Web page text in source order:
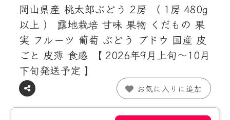
岡山県産 桃太郎ぶどう 2房 （ 1房 480g
以上 ） 露地栽培 甘味 果物 くだもの 果
実 フルーツ 葡萄 ぶどう ブドウ 国産 皮
ごと 皮薄 食感 【 2026年9月上旬～10月
下旬発送予定 】
お気に入りに追加